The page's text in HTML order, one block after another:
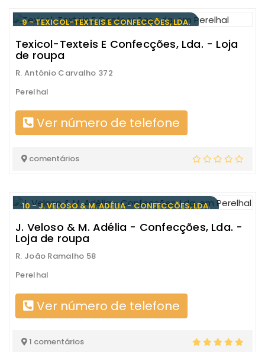
9 - TEXICOL-TEXTEIS E CONFECÇÕES, LDA.
Texicol-Texteis E Confecções, Lda. - Loja
de roupa
R. António Carvalho 372
Perelhal
Ver número de telefone
comentários
10 - J. VELOSO & M. ADÉLIA - CONFECÇÕES, LDA.
J. Veloso & M. Adélia - Confecções, Lda. -
Loja de roupa
R. João Ramalho 58
Perelhal
Ver número de telefone
1 comentários